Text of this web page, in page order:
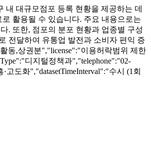
내 대규모점포 등록 현황을 제공하는 데
활용될 수 있습니다. 주요 내용으로는
. 또한, 점포의 분포 현황과 업종별 구성
전달하여 유통업 발전과 소비자 편익 증
동,상권분","license":"이용허락범위 제한
디지털정책과","telephone":"02-
고도화","datasetTimeInterval":"수시 (1회